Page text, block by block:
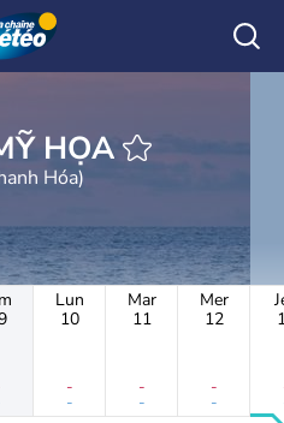
MỸ HỌA
Hóa)
Lun
10
-
-
Mar
11
-
-
Mer
12
-
-